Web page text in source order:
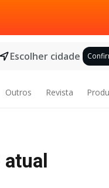
Escolher cidade
Outros Revista